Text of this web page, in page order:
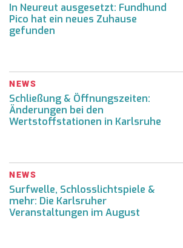
In Neureut ausgesetzt: Fundhund
Pico hat ein neues Zuhause
gefunden
NEWS
Schließung & Öffnungszeiten:
Änderungen bei den
Wertstoffstationen in Karlsruhe
NEWS
Surfwelle, Schlosslichtspiele &
mehr: Die Karlsruher
Veranstaltungen im August